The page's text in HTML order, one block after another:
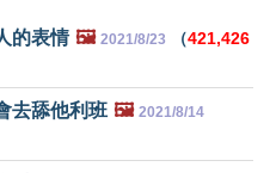
的表情 🖼️ 2021/8/23 （421,426
去舔他利班 🖼️ 2021/8/14